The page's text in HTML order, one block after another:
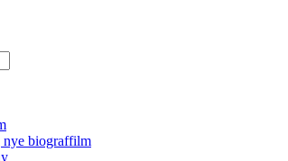
nye biograffilm